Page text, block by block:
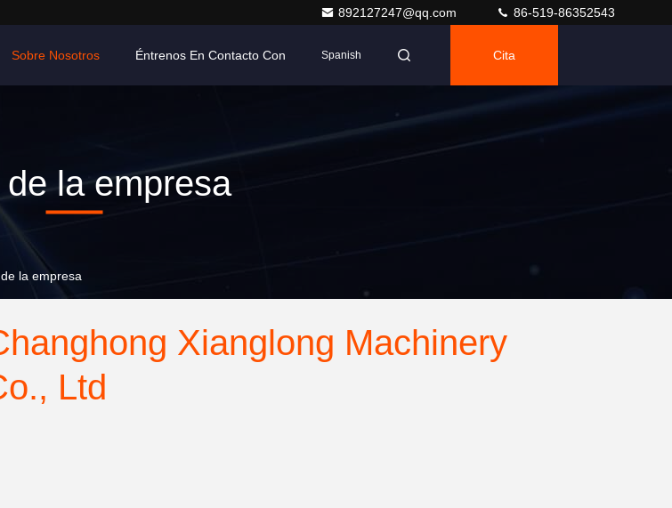
892127247@qq.com 86-519-86352543
Sobre Nosotros Éntrenos En Contacto Con Spanish Cita
de la empresa
la empresa
Xianglong Machinery
Ltd